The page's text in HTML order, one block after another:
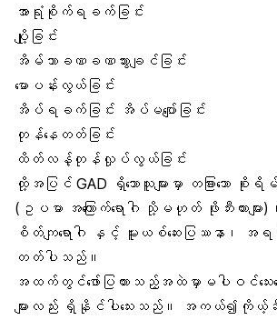
အာရုံစိုက်ရခက်ခြင်း
ပျို့ခြင်း
အိမ်သာခဏခဏသွားချင်ခြင်း
မောပန်းလွယ်ခြင်း
အိပ်ရခက်ခြင်း အိပ်မပျော်ခြင်း
တုန်နေတတ်ခြင်း
ထိတ်လန့်တုန်လှုပ်လွယ်ခြင်း
ထို့အပြင် GAD ရှိသောသူများမှာ တခြားသော စိုးရိ
(ဥပမာ အကြောက်ရောဂါ သို့မဟုတ် ဖိုးဘီးယားမျ
စိတ်ကျရောဂါ နှင့် မူးယစ်ဆေးပြဿနာ၊ အရက်
တတ်ပါသည်။
အထက်တွင်ဖော်ပြထားသည့်အထဲမှာမပါဝင်သေးသ
များလည်း ရှိနိုင်ပါသေးသည်။ အကယ်၍ကိုယ့်